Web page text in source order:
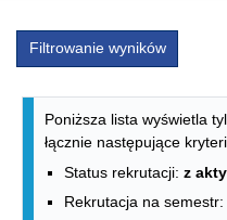
Filtrowanie wyników
Lista kierunków
Poniższa lista wyświetla
łącznie następujące
Status rekrutacji: z
Rekrutacja na semestr: